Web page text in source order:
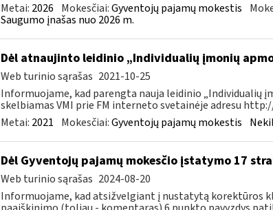
Metai: 2026 Mokesčiai:Gyventojų pajamų mokestis
Saugumo įnašas nuo 2026 m.
Dėl atnaujinto leidinio „Individualių įmonių
Web turinio sąrašas 2021-10-25
Informuojame, kad parengta nauja leidinio „Individualių
skelbiamas VMI prie FM interneto svetainėje adresu
Metai: 2021 Mokesčiai:Gyventojų pajamų mokestis
Dėl Gyventojų pajamų mokesčio įstatymo 17
Web turinio sąrašas 2024-08-20
Informuojame, kad atsižvelgiant į nustatytą korektūros